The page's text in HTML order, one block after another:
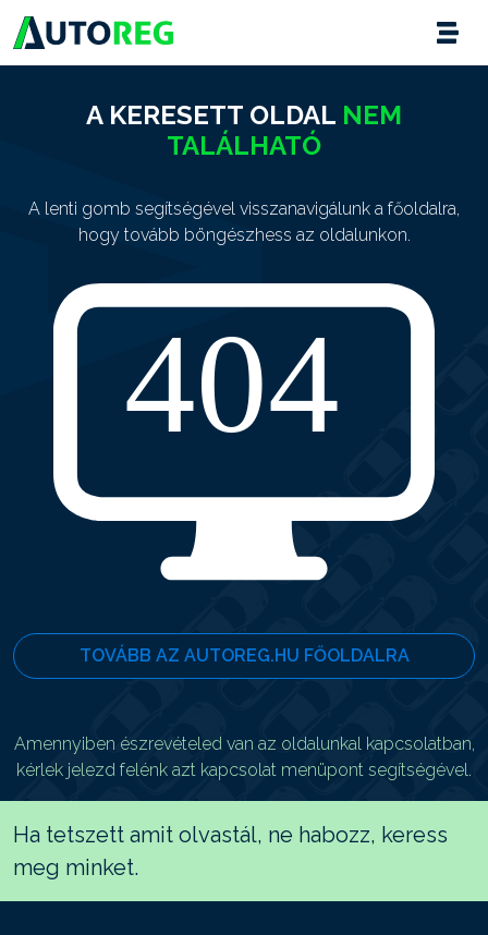
A KERESETT OLDAL NEM
TALÁLHATÓ
A lenti gomb segítségével visszanavigálunk a főoldalra,
hogy tovább böngészhess az oldalunkon.
TOVÁBB AZ AUTOREG.HU FŐOLDALRA
Amennyiben észrevételed van az oldalunkal kapcsolatban,
kérlek jelezd felénk azt kapcsolat menüpont segítségével.
Ha tetszett amit olvastál, ne habozz, keress
meg minket.